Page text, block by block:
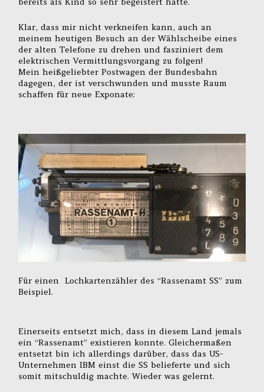
Klar, dass mir nicht verkneifen kann, auch an
meinem heutigen Besuch an der Wählscheibe eines
der alten Telefone zu drehen und fasziniert dem
elektrischen Vermittlungsvorgang zu folgen!
Mein heißgeliebter Postwagen der Bundesbahn
dagegen, der ist verschwunden und musste Raum
schaffen für neue Exponate:
Für einen Lochkartenzähler des “Rassenamt SS” zum
Beispiel.
Einerseits entsetzt mich, dass in diesem Land jemals
ein “Rassenamt” existieren konnte. Gleichermaßen
entsetzt bin ich allerdings darüber, dass das US-
Unternehmen IBM einst die SS belieferte und sich
somit mitschuldig machte. Wieder was gelernt.